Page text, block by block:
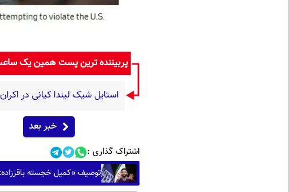
پربیننده ترین پست همین یک
استایل شیک لیندا کیانی در
خبر بعد
اشتراک گذاری :
توصیف «کمیل خجسته